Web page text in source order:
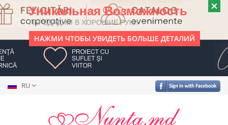
Уникальная Возможность
ПЕРЕДАДИМ В ХОРОШИЕ РУКИ
НАЖМИ ЧТОБЫ УВИДЕТЬ БОЛЬШЕ ДЕТАЛИЙ
RU